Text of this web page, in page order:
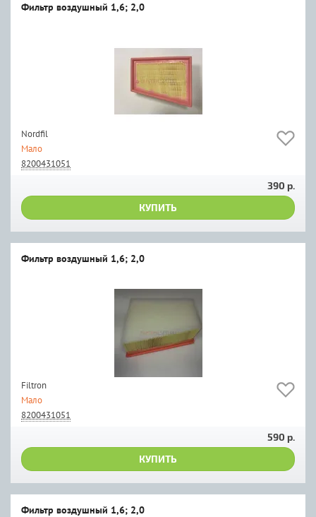
Фильтр воздушный 1,6; 2,0
Nordfil
Мало
8200431051
390 р.
КУПИТЬ
Фильтр воздушный 1,6; 2,0
Filtron
Мало
8200431051
590 р.
КУПИТЬ
Фильтр воздушный 1,6; 2,0